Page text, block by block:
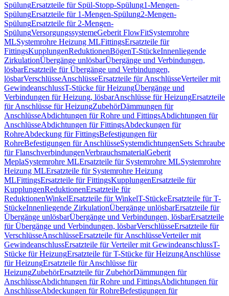
SpülungErsatzteile für Spül-Stopp-Spülung1-Mengen-
SpülungErsatzteile für 1-Mengen-Spülung2-Mengen-
SpülungErsatzteile für 2-Mengen-
SpülungVersorgungssystemeGeberit FlowFitSystemrohre
MLSystemrohre Heizung MLFittingsErsatzteile für
FittingsKupplungenReduktionenBögenT-StückeInnenliegende
ZirkulationÜbergänge unlösbarÜbergänge und Verbindungen,
lösbarErsatzteile für Übergänge und Verbindungen,
lösbarVerschlüsseAnschlüsseErsatzteile für AnschlüsseVerteiler mit
GewindeanschlussT-Stücke für HeizungÜbergänge und
Verbindungen für Heizung, lösbarAnschlüsse für HeizungErsatzteile
für Anschlüsse für HeizungZubehörDämmungen für
AnschlüsseAbdichtungen für Rohre und FittingsAbdichtungen für
AnschlüsseAbdichtungen für FittingsAbdeckungen für
RohreAbdeckung für FittingsBefestigungen für
RohreBefestigungen für AnschlüsseSystemdichtungenSets Schraube
für FlanschverbindungenVerbrauchsmaterialGeberit
MeplaSystemrohre MLErsatzteile für Systemrohre MLSystemrohre
Heizung MLErsatzteile für Systemrohre Heizung
MLFittingsErsatzteile für FittingsKupplungenErsatzteile für
KupplungenReduktionenErsatzteile für
ReduktionenWinkelErsatzteile für WinkelT-StückeErsatzteile für T-
StückeInnenliegende ZirkulationÜbergänge unlösbarErsatzteile für
Übergänge unlösbarÜbergänge und Verbindungen, lösbarErsatzteile
für Übergänge und Verbindungen, lösbarVerschlüsseErsatzteile für
VerschlüsseAnschlüsseErsatzteile für AnschlüsseVerteiler mit
GewindeanschlussErsatzteile für Verteiler mit GewindeanschlussT-
Stücke für HeizungErsatzteile für T-Stücke für HeizungAnschlüsse
für HeizungErsatzteile für Anschlüsse für
HeizungZubehörErsatzteile für ZubehörDämmungen für
AnschlüsseAbdichtungen für Rohre und FittingsAbdichtungen für
AnschlüsseAbdeckungen für RohreBefestigungen für